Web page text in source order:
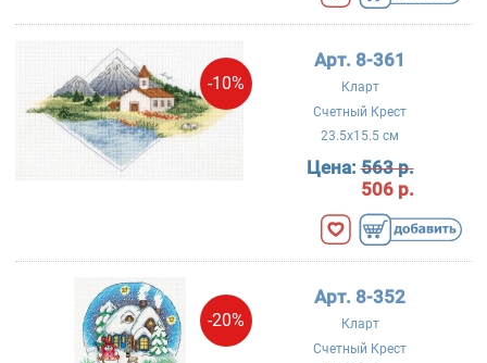
-10%
Арт. 8-361
Кларт
Счетный Крест
23.5x15.5 см
Цена:563 р.
506 р.
-20%
Арт. 8-352
Кларт
Счетный Крест